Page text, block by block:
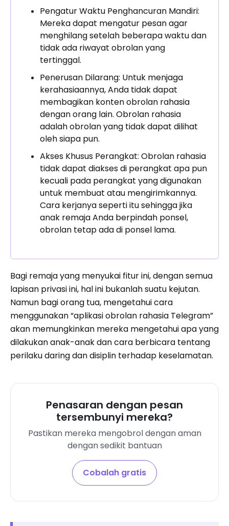
Pengatur Waktu Penghancuran Mandiri:
Mereka dapat mengatur pesan agar
menghilang setelah beberapa waktu dan
tidak ada riwayat obrolan yang
tertinggal.
Penerusan Dilarang: Untuk menjaga
kerahasiaannya, Anda tidak dapat
membagikan konten obrolan rahasia
dengan orang lain. Obrolan rahasia
adalah obrolan yang tidak dapat dilihat
oleh siapa pun.
Akses Khusus Perangkat: Obrolan rahasia
tidak dapat diakses di perangkat apa pun
kecuali pada perangkat yang digunakan
untuk membuat atau mengirimkannya.
Cara kerjanya seperti itu sehingga jika
anak remaja Anda berpindah ponsel,
obrolan tetap ada di ponsel lama.
Bagi remaja yang menyukai fitur ini, dengan semua
lapisan privasi ini, hal ini bukanlah suatu kejutan.
Namun bagi orang tua, mengetahui cara
menggunakan “aplikasi obrolan rahasia Telegram”
akan memungkinkan mereka mengetahui apa yang
dilakukan anak-anak dan cara berbicara tentang
perilaku daring dan disiplin terhadap keselamatan.
Penasaran dengan pesan
tersembunyi mereka?
Pastikan mereka mengobrol dengan aman
dengan sedikit bantuan
Cobalah gratis